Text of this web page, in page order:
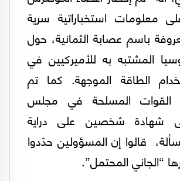
معلومات استخباراتية سرية
باسم عصابة الثمانية، حول
المشتبه به للأميركيين في
الطاقة الموجهة. كما تم
القوات المسلحة في مجلس
شهادة شخصين على دراية
قالوا إن المسؤولين حدّدوا
“الجاني المحتمل”.